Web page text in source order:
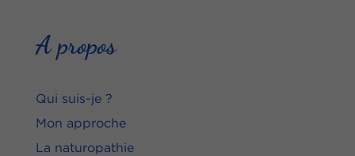
A propos
Qui suis-je ?
Mon approche
La naturopathie